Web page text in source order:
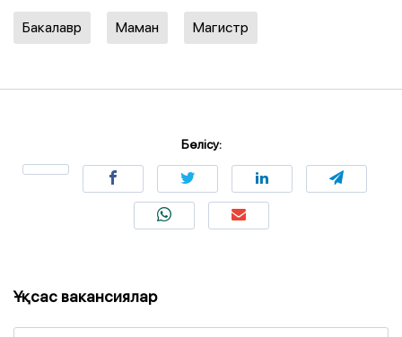
Бакалавр Маман Магистр
Бөлісу:
Ұқсас вакансиялар